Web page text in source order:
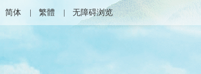
简体 繁體 无障碍浏览